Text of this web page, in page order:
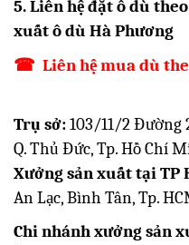
5. Liên hệ đặt ô dù
xuất ô dù Hà Phương
☎ Liên hệ mua dù
Trụ sở:103/11/2 Đường
Q. Thủ Đức, Tp. Hồ Chí
Xưởng sản xuất tại TP
An Lạc, Bình Tân, Tp.
Chi nhánh xưởng sản